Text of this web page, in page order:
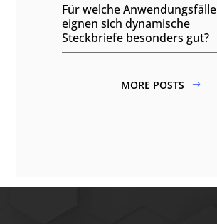
Für welche Anwendungsfälle
eignen sich dynamische
Steckbriefe besonders gut?
MORE POSTS